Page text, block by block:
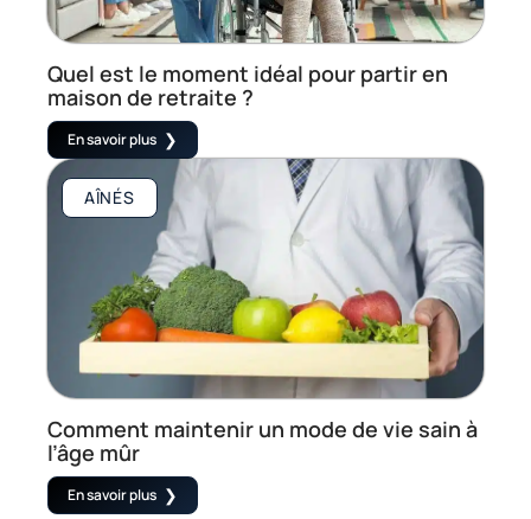
Quel est le moment idéal pour partir en
maison de retraite ?
En savoir plus
AÎNÉS
Comment maintenir un mode de vie sain à
l’âge mûr
En savoir plus